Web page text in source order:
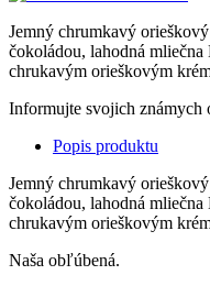
Jemný chrumkavý
čokoládou, lahodná
chrukavým orieškovým
Informujte svojich známych
Popis produktu
Jemný chrumkavý
čokoládou, lahodná
chrukavým orieškovým
Naša obľúbená.